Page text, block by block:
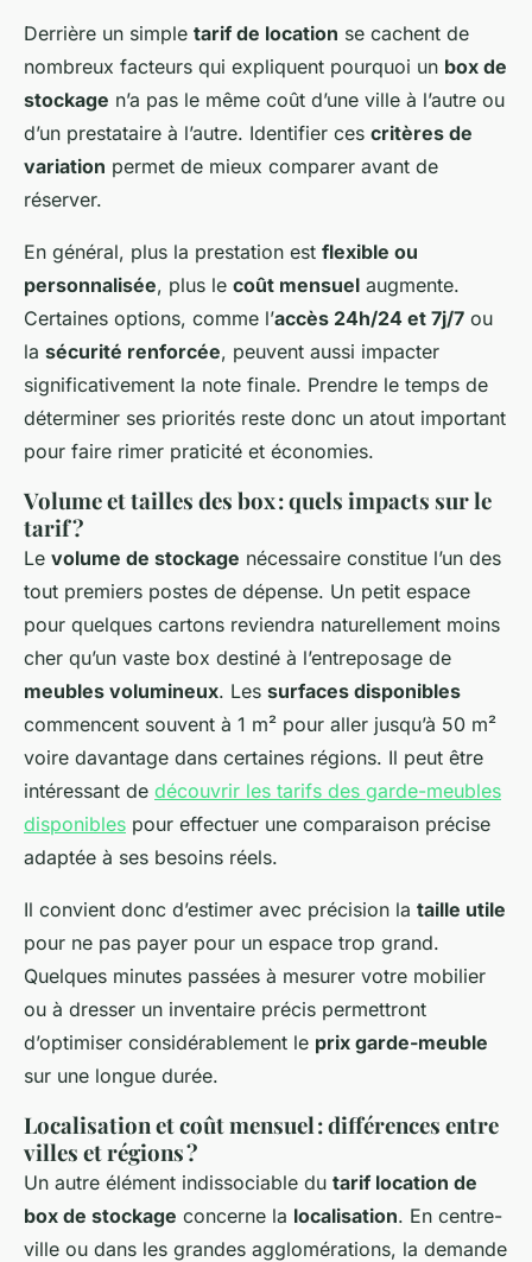
Derrière un simple tarif de location se cachent de
nombreux facteurs qui expliquent pourquoi un box de
stockage n’a pas le même coût d’une ville à l’autre ou
d’un prestataire à l’autre. Identifier ces critères de
variation permet de mieux comparer avant de
réserver.
En général, plus la prestation est flexible ou
personnalisée, plus le coût mensuel augmente.
Certaines options, comme l’accès 24h/24 et 7j/7 ou
la sécurité renforcée, peuvent aussi impacter
significativement la note finale. Prendre le temps de
déterminer ses priorités reste donc un atout important
pour faire rimer praticité et économies.
Volume et tailles des box : quels impacts sur le
tarif ?
Le volume de stockage nécessaire constitue l’un des
tout premiers postes de dépense. Un petit espace
pour quelques cartons reviendra naturellement moins
cher qu’un vaste box destiné à l’entreposage de
meubles volumineux. Les surfaces disponibles
commencent souvent à 1 m² pour aller jusqu’à 50 m²
voire davantage dans certaines régions. Il peut être
intéressant de découvrir les tarifs des garde-meubles
disponibles pour effectuer une comparaison précise
adaptée à ses besoins réels.
Il convient donc d’estimer avec précision la taille utile
pour ne pas payer pour un espace trop grand.
Quelques minutes passées à mesurer votre mobilier
ou à dresser un inventaire précis permettront
d’optimiser considérablement le prix garde-meuble
sur une longue durée.
Localisation et coût mensuel : différences entre
villes et régions ?
Un autre élément indissociable du tarif location de
box de stockage concerne la localisation. En centre-
ville ou dans les grandes agglomérations, la demande